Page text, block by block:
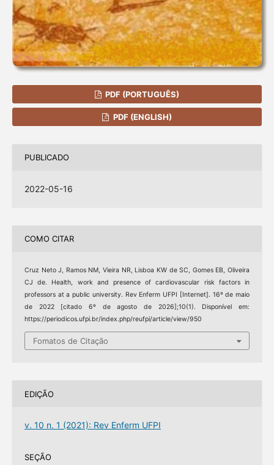
PDF (PORTUGUÊS)
PDF (ENGLISH)
PUBLICADO
2022-05-16
COMO CITAR
Cruz Neto J, Ramos NM, Vieira NR, Lisboa KW de SC, Gomes EB, Oliveira
CJ de. Health, work and presence of cardiovascular risk factors in
professors at a public university. Rev Enferm UFPI [Internet]. 16º de maio
de 2022 [citado 6º de agosto de 2026];10(1). Disponível em:
https://periodicos.ufpi.br/index.php/reufpi/article/view/950
Fomatos de Citação
EDIÇÃO
v. 10 n. 1 (2021): Rev Enferm UFPI
SEÇÃO